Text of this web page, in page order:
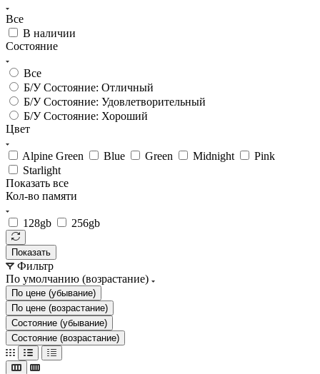
Все
В наличии
Состояние
Все
Б/У Состояние: Отличный
Б/У Состояние: Удовлетворительный
Б/У Состояние: Хороший
Цвет
Alpine Green Blue Green Midnight
Pink
Starlight
Показать все
Кол-во памяти
128gb 256gb
Показать
Фильтр
По умолчанию (возрастание)
По цене (убывание)
По цене (возрастание)
Состояние (убывание)
Состояние (возрастание)